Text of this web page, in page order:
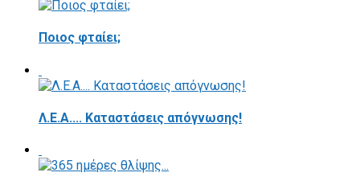
Ποιος φταίει;
Λ.Ε.Α.... Καταστάσεις απόγνωσης!